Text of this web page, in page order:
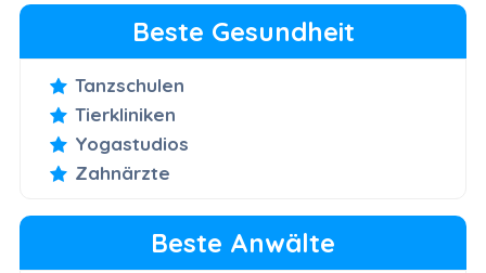
Beste Gesundheit
Tanzschulen
Tierkliniken
Yogastudios
Zahnärzte
Beste Anwälte